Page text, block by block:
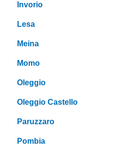
Invorio
Lesa
Meina
Momo
Oleggio
Oleggio Castello
Paruzzaro
Pombia